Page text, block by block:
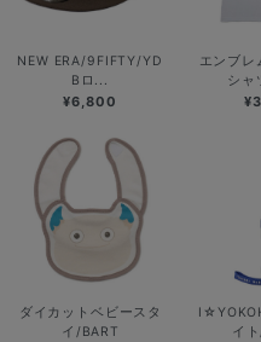
NEW ERA/9FIFTY/YD
Bロ...
¥6,800
エンブレ
シャ
ダイカットベビースタ
イ/BART
イ